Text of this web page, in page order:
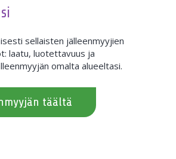
sellaisten jälleenmyyjien
laatu, luotettavuus ja
omalta alueeltasi.
täältä